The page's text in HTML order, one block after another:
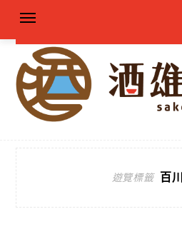
遊覽標籤 百